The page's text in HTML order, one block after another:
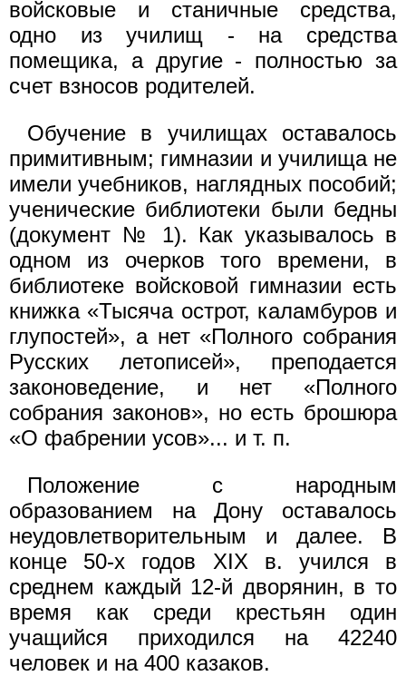
войсковые и станичные средства,
одно из училищ - на средства
помещика, а другие - полностью за
счет взносов родителей.
Обучение в училищах оставалось
примитивным; гимназии и училища не
имели учебников, наглядных пособий;
ученические библиотеки были бедны
(документ № 1). Как указывалось в
одном из очерков того времени, в
библиотеке войсковой гимназии есть
книжка «Тысяча острот, каламбуров и
глупостей», а нет «Полного собрания
Русских летописей», преподается
законоведение, и нет «Полного
собрания законов», но есть брошюра
«О фабрении усов»... и т. п.
Положение с народным
образованием на Дону оставалось
неудовлетворительным и далее. В
конце 50-х годов XIX в. учился в
среднем каждый 12-й дворянин, в то
время как среди крестьян один
учащийся приходился на 42240
человек и на 400 казаков.